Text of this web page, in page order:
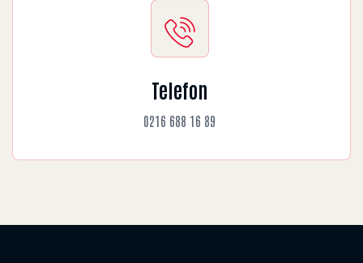
Telefon
0216 688 16 89